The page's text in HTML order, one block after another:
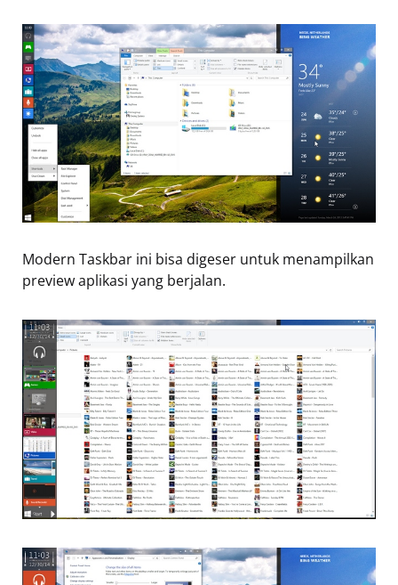
Modern Taskbar ini bisa digeser untuk menampilkan
preview aplikasi yang berjalan.